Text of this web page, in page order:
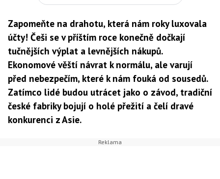
Zapomeňte na drahotu, která nám roky luxovala
účty! Češi se v příštím roce konečně dočkají
tučnějších výplat a levnějších nákupů.
Ekonomové věští návrat k normálu, ale varují
před nebezpečím, které k nám fouká od sousedů.
Zatímco lidé budou utrácet jako o závod, tradiční
české fabriky bojují o holé přežití a čelí dravé
konkurenci z Asie.